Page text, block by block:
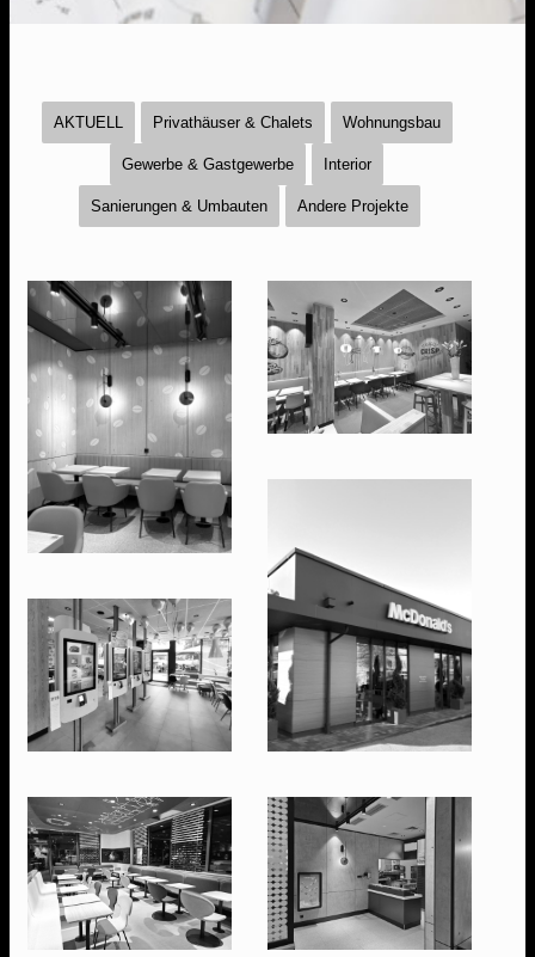
AKTUELL Privathäuser & Chalets Wohnungsbau
Gewerbe & Gastgewerbe Interior
Sanierungen & Umbauten Andere Projekte